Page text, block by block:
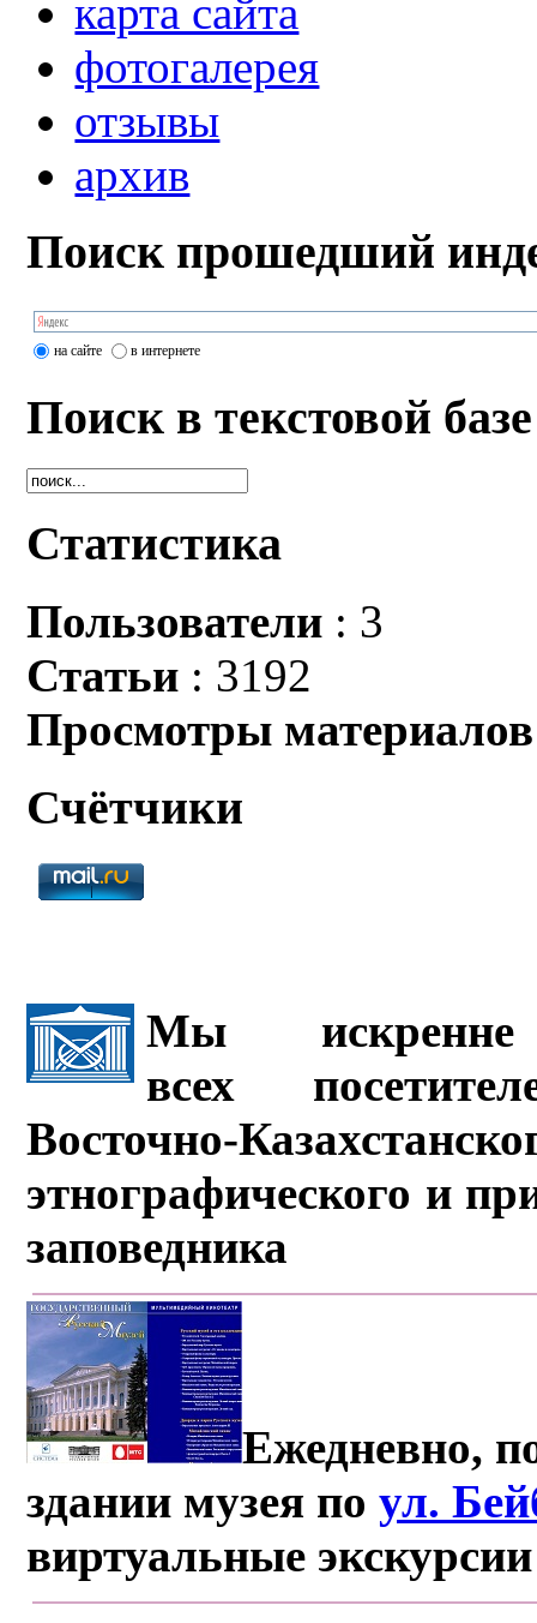
карта сайта
фотогалерея
отзывы
архив
Поиск прошедший
на сайте в интернете
Поиск в текстовой базе
Статистика
Пользователи : 3
Статьи : 3192
Просмотры материалов
Счётчики
Мы искренне
всех
Восточно-
этнографического и
заповедника
Ежедневно,
здании музея поул.
виртуальные